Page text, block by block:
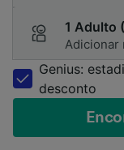
1 Adulto
Adicionar
Genius:
desconto